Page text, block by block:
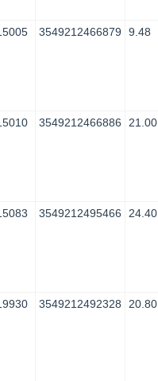
3549212466879 9.48
3549212466886 21.00
3549212495466 24.40
3549212492328 20.80